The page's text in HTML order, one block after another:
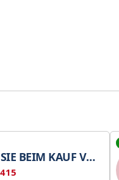
– ANGEBOTE AUS DEM SECONDHAND-LAGER UND GEBRAUCHTE ARTIKEL ONLINE